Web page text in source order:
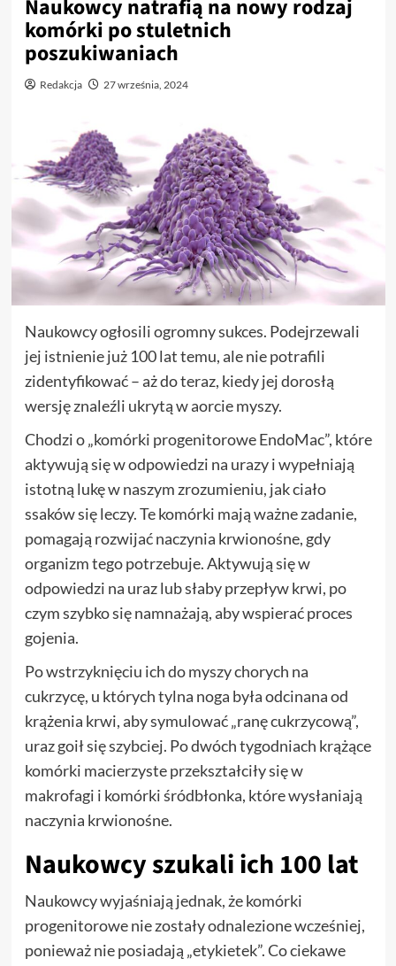
Naukowcy natrafią na nowy rodzaj
komórki po stuletnich
poszukiwaniach
Redakcja 27 września, 2024
Naukowcy ogłosili ogromny sukces. Podejrzewali
jej istnienie już 100 lat temu, ale nie potrafili
zidentyfikować – aż do teraz, kiedy jej dorosłą
wersję znaleźli ukrytą w aorcie myszy.
Chodzi o „komórki progenitorowe EndoMac”, które
aktywują się w odpowiedzi na urazy i wypełniają
istotną lukę w naszym zrozumieniu, jak ciało
ssaków się leczy. Te komórki mają ważne zadanie,
pomagają rozwijać naczynia krwionośne, gdy
organizm tego potrzebuje. Aktywują się w
odpowiedzi na uraz lub słaby przepływ krwi, po
czym szybko się namnażają, aby wspierać proces
gojenia.
Po wstrzyknięciu ich do myszy chorych na
cukrzycę, u których tylna noga była odcinana od
krążenia krwi, aby symulować „ranę cukrzycową”,
uraz goił się szybciej. Po dwóch tygodniach krążące
komórki macierzyste przekształciły się w
makrofagi i komórki śródbłonka, które wysłaniają
naczynia krwionośne.
Naukowcy szukali ich 100 lat
Naukowcy wyjaśniają jednak, że komórki
progenitorowe nie zostały odnalezione wcześniej,
ponieważ nie posiadają „etykietek”. Co ciekawe